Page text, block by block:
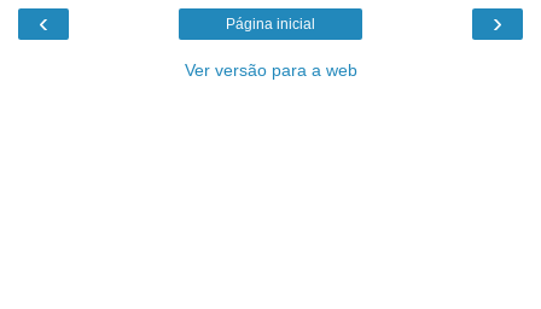
‹ ›
Página inicial
Ver versão para a web